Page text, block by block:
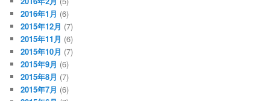
2016年1月 (6)
2015年12月 (7)
2015年11月 (6)
2015年10月 (7)
2015年9月 (6)
2015年8月 (7)
2015年7月 (6)